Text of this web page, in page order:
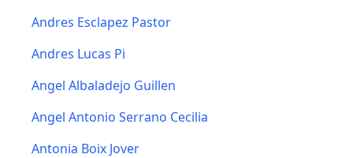
Andres Esclapez Pastor
Andres Lucas Pi
Angel Albaladejo Guillen
Angel Antonio Serrano Cecilia
Antonia Boix Jover